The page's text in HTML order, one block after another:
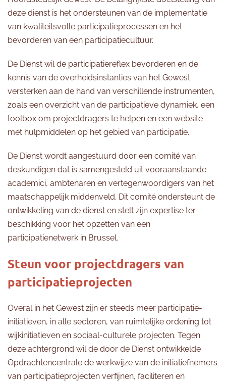
deze dienst is het ondersteunen van de implementatie
van kwaliteitsvolle participatieprocessen en het
bevorderen van een participatiecultuur.
De Dienst wil de participatiereflex bevorderen en de
kennis van de overheidsinstanties van het Gewest
versterken aan de hand van verschillende instrumenten,
zoals een overzicht van de participatieve dynamiek, een
toolbox om projectdragers te helpen en een website
met hulpmiddelen op het gebied van participatie.
De Dienst wordt aangestuurd door een comité van
deskundigen dat is samengesteld uit vooraanstaande
academici, ambtenaren en vertegenwoordigers van het
maatschappelijk middenveld. Dit comité ondersteunt de
ontwikkeling van de dienst en stelt zijn expertise ter
beschikking voor het opzetten van een
participatienetwerk in Brussel.
Steun voor projectdragers van
participatieprojecten
Overal in het Gewest zijn er steeds meer participatie-
initiatieven, in alle sectoren, van ruimtelijke ordening tot
wijkinitiatieven en sociaal-culturele projecten. Tegen
deze achtergrond wil de door de Dienst ontwikkelde
Opdrachtencentrale de werkwijze van de initiatiefnemers
van participatieprojecten verfijnen, faciliteren en